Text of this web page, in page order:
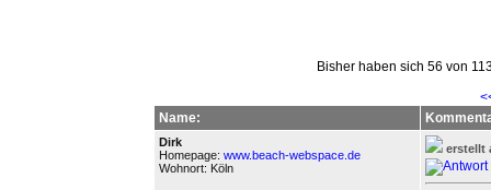
Bisher haben sich 56 von
Name:
Dirk
Homepage: www.beach-webspace.de
Wohnort: Köln
erstellt